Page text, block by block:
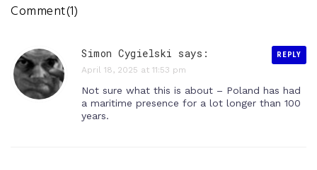
Comment(1)
REPLY
Simon Cygielski says:
April 18, 2025 at 11:53 pm
Not sure what this is about – Poland has had
a maritime presence for a lot longer than 100
years.